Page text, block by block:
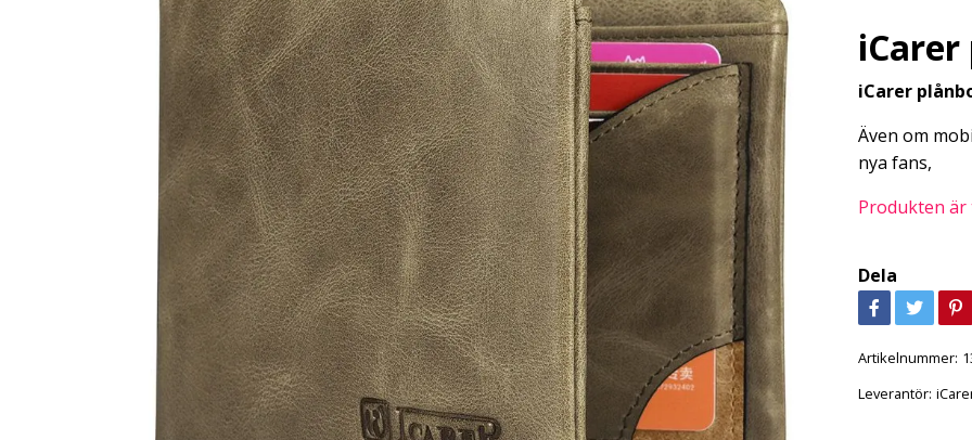
iCarer
Även om
nya fans,
Produkten är
Dela
Artikelnummer:
Leverantör: